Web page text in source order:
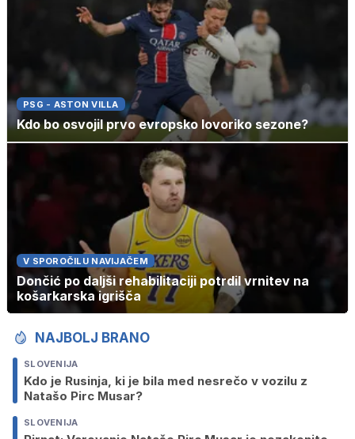
PSG - ASTON VILLA
Kdo bo osvojil prvo evropsko lovoriko sezone?
V SPOROČILU NAVIJAČEM
Dončić po daljši rehabilitaciji potrdil vrnitev na
košarkarska igrišča
NAJBOLJ BRANO
SLOVENIJA
Kdo je Rusinja, ki je bila med nesrečo v vozilu z
Natašo Pirc Musar?
SLOVENIJA